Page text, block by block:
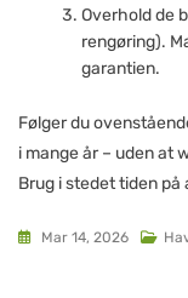
Overhold de
rengøring).
garantien.
Følger du
i mange år – uden at
Brug i stedet tiden på
Mar 14, 2026